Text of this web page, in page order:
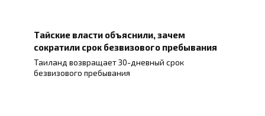
Тайские власти объяснили, зачем
сократили срок безвизового пребывания
Таиланд возвращает 30-дневный срок
безвизового пребывания